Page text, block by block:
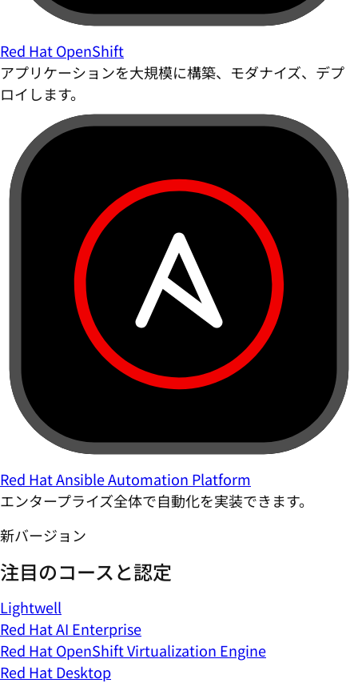
Red Hat OpenShift
アプリケーションを大規模に構築、モダナイズ、デプ
ロイします。
Red Hat Ansible Automation Platform
エンタープライズ全体で自動化を実装できます。
新バージョン
注目のコースと認定
Lightwell
Red Hat AI Enterprise
Red Hat OpenShift Virtualization Engine
Red Hat Desktop